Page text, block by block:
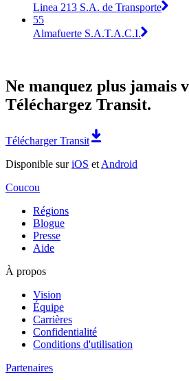
Linea 213 S.A. de Transporte
55
Almafuerte S.A.T.A.C.I.
Ne manquez plus jamais
Téléchargez Transit.
Télécharger Transit
Disponible suriOS et Android
Coucou
Régions
Blogue
Presse
Aide
À propos
Vision
Équipe
Carrières
Confidentialité
Conditions d'utilisation
Partenaires